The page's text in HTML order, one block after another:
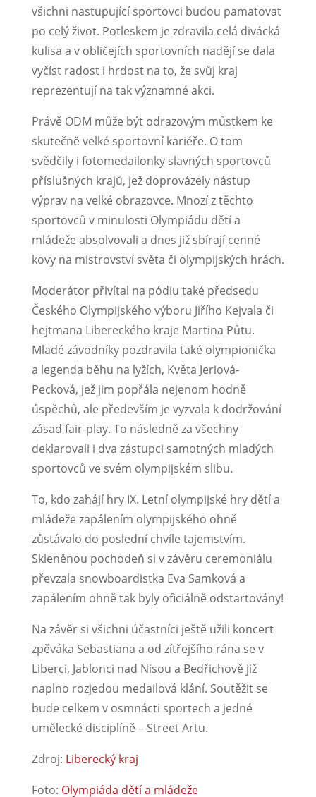
všichni nastupující sportovci budou pamatovat
po celý život. Potleskem je zdravila celá divácká
kulisa a v obličejích sportovních nadějí se dala
vyčíst radost i hrdost na to, že svůj kraj
reprezentují na tak významné akci.
Právě ODM může být odrazovým můstkem ke
skutečně velké sportovní kariéře. O tom
svědčily i fotomedailonky slavných sportovců
příslušných krajů, jež doprovázely nástup
výprav na velké obrazovce. Mnozí z těchto
sportovců v minulosti Olympiádu dětí a
mládeže absolvovali a dnes již sbírají cenné
kovy na mistrovství světa či olympijských hrách.
Moderátor přivítal na pódiu také předsedu
Českého Olympijského výboru Jiřího Kejvala či
hejtmana Libereckého kraje Martina Půtu.
Mladé závodníky pozdravila také olympionička
a legenda běhu na lyžích, Květa Jeriová-
Pecková, jež jim popřála nejenom hodně
úspěchů, ale především je vyzvala k dodržování
zásad fair-play. To následně za všechny
deklarovali i dva zástupci samotných mladých
sportovců ve svém olympijském slibu.
To, kdo zahájí hry IX. Letní olympijské hry dětí a
mládeže zapálením olympijského ohně
zůstávalo do poslední chvíle tajemstvím.
Skleněnou pochodeň si v závěru ceremoniálu
převzala snowboardistka Eva Samková a
zapálením ohně tak byly oficiálně odstartovány!
Na závěr si všichni účastníci ještě užili koncert
zpěváka Sebastiana a od zítřejšího rána se v
Liberci, Jablonci nad Nisou a Bedřichově již
naplno rozjedou medailová klání. Soutěžit se
bude celkem v osmnácti sportech a jedné
umělecké disciplíně – Street Artu.
Zdroj: Liberecký kraj
Foto: Olympiáda dětí a mládeže